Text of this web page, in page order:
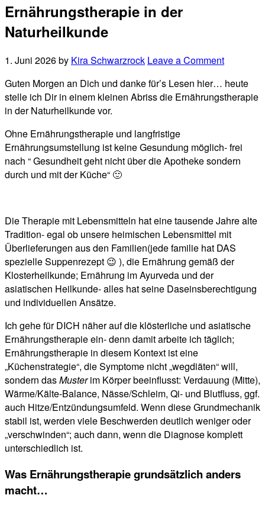
Ernährungstherapie in der
Naturheilkunde
1. Juni 2026by Kira Schwarzrock Leave a Comment
Guten Morgen an Dich und danke für’s Lesen hier… heute
stelle ich Dir in einem kleinen Abriss die Ernährungstherapie
in der Naturheilkunde vor.
Ohne Ernährungstherapie und langfristige
Ernährungsumstellung ist keine Gesundung möglich- frei
nach “ Gesundheit geht nicht über die Apotheke sondern
durch und mit der Küche“ 🙂
Die Therapie mit Lebensmitteln hat eine tausende Jahre alte
Tradition- egal ob unsere heimischen Lebensmittel mit
Überlieferungen aus den Familien(jede familie hat DAS
spezielle Suppenrezept 😉 ), die Ernährung gemäß der
Klosterheilkunde; Ernährung im Ayurveda und der
asiatischen Heilkunde- alles hat seine Daseinsberechtigung
und individuellen Ansätze.
Ich gehe für DICH näher auf die klösterliche und asiatische
Ernährungstherapie ein- denn damit arbeite ich täglich;
Ernährungstherapie in diesem Kontext ist eine
„Küchenstrategie“, die Symptome nicht „wegdiäten“ will,
sondern dasMusterim Körper beeinflusst: Verdauung (Mitte),
Wärme/Kälte-Balance, Nässe/Schleim, Qi- und Blutfluss, ggf.
auch Hitze/Entzündungsumfeld. Wenn diese Grundmechanik
stabil ist, werden viele Beschwerden deutlich weniger oder
„verschwinden“; auch dann, wenn die Diagnose komplett
unterschiedlich ist.
Was Ernährungstherapie grundsätzlich anders
macht…